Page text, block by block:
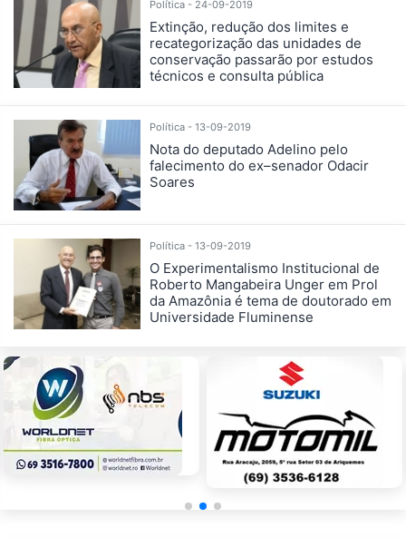
Política - 24-09-2019
Extinção, redução dos limites e
recategorização das unidades de
conservação passarão por estudos
técnicos e consulta pública
Política - 13-09-2019
Nota do deputado Adelino pelo
falecimento do ex–senador Odacir
Soares
Política - 13-09-2019
O Experimentalismo Institucional de
Roberto Mangabeira Unger em Prol
da Amazônia é tema de doutorado em
Universidade Fluminense